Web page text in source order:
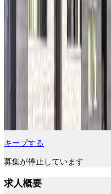
キープする
募集が停止しています
求人概要